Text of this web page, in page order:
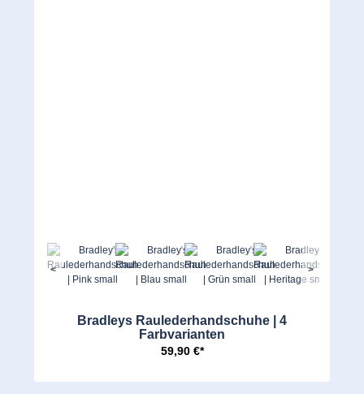
< >
Bradleys Raulederhandschuhe | 4
Farbvarianten
59,90 €*